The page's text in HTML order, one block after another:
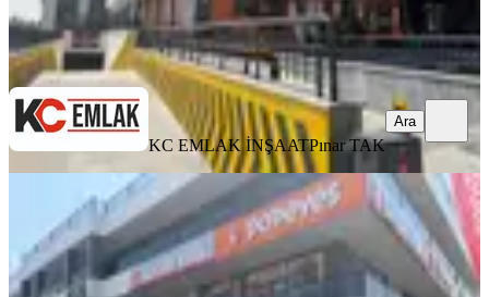
KC EMLAK İNŞAATPınar TAK
Ara
KC EMLAK İNŞAATPınar TAK
Ara
Sincanda Yeni Açılan Avm De
Yükselen Değer!! Kiralık İş Yeri
Ankara, Sincan